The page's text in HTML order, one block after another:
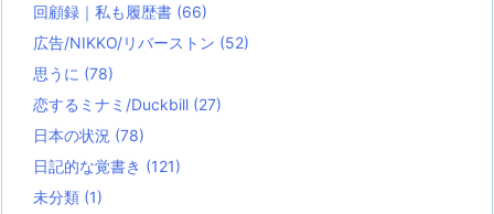
回顧録｜私も履歴書 (66)
広告/NIKKO/リバーストン (52)
思うに (78)
恋するミナミ/Duckbill (27)
日本の状況 (78)
日記的な覚書き (121)
未分類 (1)